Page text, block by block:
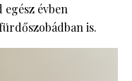
évben
is.